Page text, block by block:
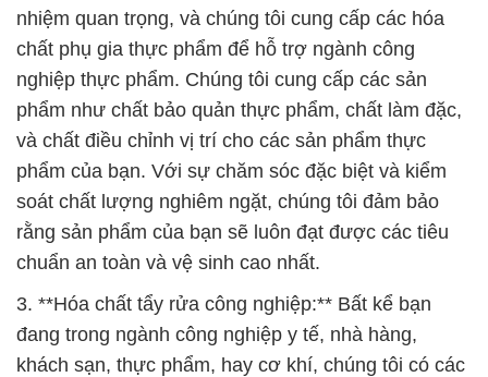
nhiệm quan trọng, và chúng tôi cung cấp các hóa
chất phụ gia thực phẩm để hỗ trợ ngành công
nghiệp thực phẩm. Chúng tôi cung cấp các sản
phẩm như chất bảo quản thực phẩm, chất làm đặc,
và chất điều chỉnh vị trí cho các sản phẩm thực
phẩm của bạn. Với sự chăm sóc đặc biệt và kiểm
soát chất lượng nghiêm ngặt, chúng tôi đảm bảo
rằng sản phẩm của bạn sẽ luôn đạt được các tiêu
chuẩn an toàn và vệ sinh cao nhất.
3. **Hóa chất tẩy rửa công nghiệp:** Bất kể bạn
đang trong ngành công nghiệp y tế, nhà hàng,
khách sạn, thực phẩm, hay cơ khí, chúng tôi có các